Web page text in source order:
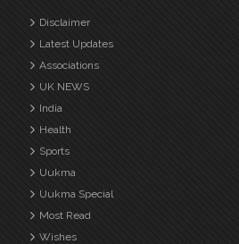
Disclaimer
Latest Updates
Associations
UK NEWS
India
Health
Sports
Uukma
Uukma Special
Most Read
Wishes